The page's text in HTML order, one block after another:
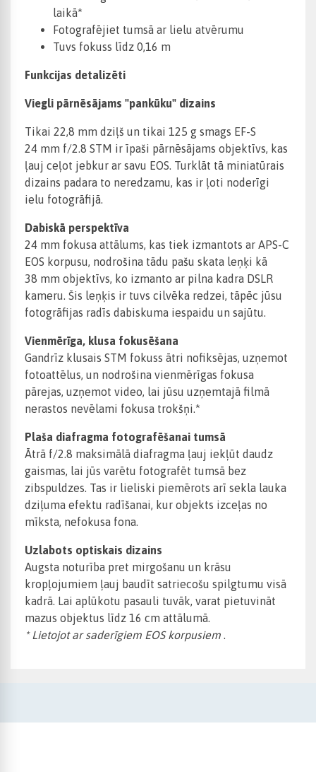
laikā*
Fotografējiet tumsā ar lielu atvērumu
Tuvs fokuss līdz 0,16 m
Funkcijas detalizēti
Viegli pārnēsājams "pankūku" dizains
Tikai 22,8 mm dziļš un tikai 125 g smags EF-S
24 mm f/2.8 STM ir īpaši pārnēsājams objektīvs, kas
ļauj ceļot jebkur ar savu EOS. Turklāt tā miniatūrais
dizains padara to neredzamu, kas ir ļoti noderīgi
ielu fotogrāfijā.
Dabiskā perspektīva
24 mm fokusa attālums, kas tiek izmantots ar APS-C
EOS korpusu, nodrošina tādu pašu skata leņķi kā
38 mm objektīvs, ko izmanto ar pilna kadra DSLR
kameru. Šis leņķis ir tuvs cilvēka redzei, tāpēc jūsu
fotogrāfijas radīs dabiskuma iespaidu un sajūtu.
Vienmērīga, klusa fokusēšana
Gandrīz klusais STM fokuss ātri nofiksējas, uzņemot
fotoattēlus, un nodrošina vienmērīgas fokusa
pārejas, uzņemot video, lai jūsu uzņemtajā filmā
nerastos nevēlami fokusa trokšņi.*
Plaša diafragma fotografēšanai tumsā
Ātrā f/2.8 maksimālā diafragma ļauj iekļūt daudz
gaismas, lai jūs varētu fotografēt tumsā bez
zibspuldzes. Tas ir lieliski piemērots arī sekla lauka
dziļuma efektu radīšanai, kur objekts izceļas no
mīksta, nefokusa fona.
Uzlabots optiskais dizains
Augsta noturība pret mirgošanu un krāsu
kropļojumiem ļauj baudīt satriecošu spilgtumu visā
kadrā. Lai aplūkotu pasauli tuvāk, varat pietuvināt
mazus objektus līdz 16 cm attālumā.
* Lietojot ar saderīgiem EOS korpusiem .